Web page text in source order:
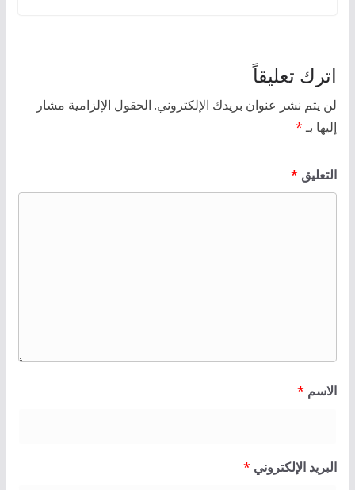
اترك تعليقاً
لن يتم نشر عنوان بريدك الإلكتروني. الحقول الإلزامية مشار
إليها بـ*
التعليق *
الاسم *
البريد الإلكتروني *